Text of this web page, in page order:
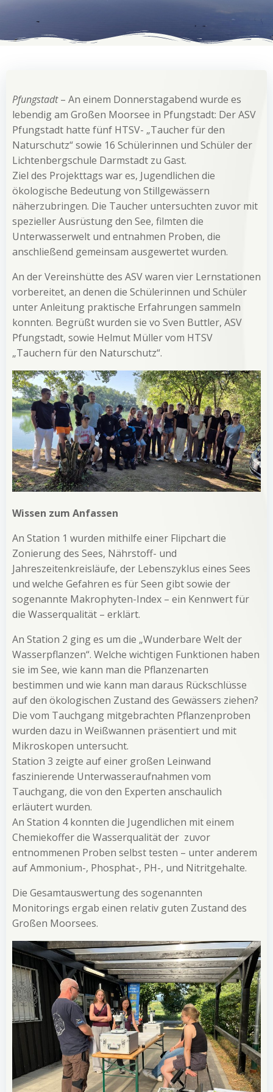
Pfungstadt– An einem Donnerstagabend wurde es
lebendig am Großen Moorsee in Pfungstadt: Der ASV
Pfungstadt hatte fünf HTSV- „Taucher für den
Naturschutz“ sowie 16 Schülerinnen und Schüler der
Lichtenbergschule Darmstadt zu Gast.
Ziel des Projekttags war es, Jugendlichen die
ökologische Bedeutung von Stillgewässern
näherzubringen. Die Taucher untersuchten zuvor mit
spezieller Ausrüstung den See, filmten die
Unterwasserwelt und entnahmen Proben, die
anschließend gemeinsam ausgewertet wurden.
An der Vereinshütte des ASV waren vier Lernstationen
vorbereitet, an denen die Schülerinnen und Schüler
unter Anleitung praktische Erfahrungen sammeln
konnten. Begrüßt wurden sie vo Sven Buttler, ASV
Pfungstadt, sowie Helmut Müller vom HTSV
„Tauchern für den Naturschutz“.
Wissen zum Anfassen
An Station 1 wurden mithilfe einer Flipchart die
Zonierung des Sees, Nährstoff- und
Jahreszeitenkreisläufe, der Lebenszyklus eines Sees
und welche Gefahren es für Seen gibt sowie der
sogenannte Makrophyten-Index – ein Kennwert für
die Wasserqualität – erklärt.
An Station 2 ging es um die „Wunderbare Welt der
Wasserpflanzen“. Welche wichtigen Funktionen haben
sie im See, wie kann man die Pflanzenarten
bestimmen und wie kann man daraus Rückschlüsse
auf den ökologischen Zustand des Gewässers ziehen?
Die vom Tauchgang mitgebrachten Pflanzenproben
wurden dazu in Weißwannen präsentiert und mit
Mikroskopen untersucht.
Station 3 zeigte auf einer großen Leinwand
faszinierende Unterwasseraufnahmen vom
Tauchgang, die von den Experten anschaulich
erläutert wurden.
An Station 4 konnten die Jugendlichen mit einem
Chemiekoffer die Wasserqualität der zuvor
entnommenen Proben selbst testen – unter anderem
auf Ammonium-, Phosphat-, PH-, und Nitritgehalte.
Die Gesamtauswertung des sogenannten
Monitorings ergab einen relativ guten Zustand des
Großen Moorsees.